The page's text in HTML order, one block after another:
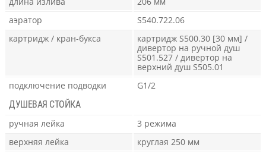
аэратор
S540.722.06
картридж / кран-букса
картридж S500.30 [30 мм] /
дивертор на ручной душ
S501.527 / дивертор на
верхний душ S505.01
подключение подводки
G1/2
ДУШЕВАЯ СТОЙКА
ручная лейка
3 режима
верхняя лейка
круглая 250 мм